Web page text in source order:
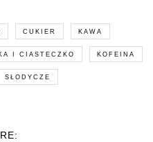
CUKIER KAWA
I CIASTECZKO KOFEINA
SŁODYCZE